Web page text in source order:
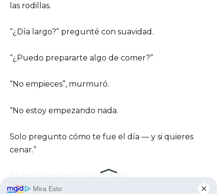
las rodillas.
“¿Día largo?” pregunté con suavidad.
“¿Puedo prepararte algo de comer?”
“No empieces”, murmuró.
“No estoy empezando nada.
Solo pregunto cómo te fue el día — y si quieres
cenar.”
Se frotó la mandíbula, irritado.